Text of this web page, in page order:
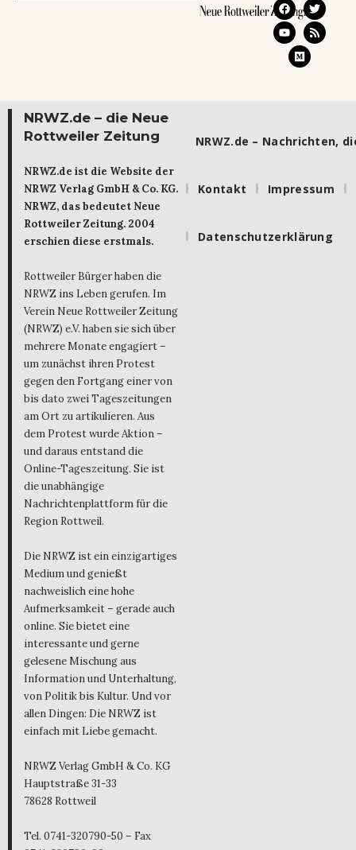
NRWZ.de – die Neue
Rottweiler Zeitung
NRWZ.de ist die Website der
NRWZ Verlag GmbH & Co. KG.
NRWZ, das bedeutet Neue
Rottweiler Zeitung. 2004
erschien diese erstmals.
Rottweiler Bürger haben die
NRWZ ins Leben gerufen. Im
Verein Neue Rottweiler Zeitung
(NRWZ) e.V. haben sie sich über
mehrere Monate engagiert –
um zunächst ihren Protest
gegen den Fortgang einer von
bis dato zwei Tageszeitungen
am Ort zu artikulieren. Aus
dem Protest wurde Aktion –
und daraus entstand die
Online-Tageszeitung. Sie ist
die unabhängige
Nachrichtenplattform für die
Region Rottweil.
Die NRWZ ist ein einzigartiges
Medium und genießt
nachweislich eine hohe
Aufmerksamkeit – gerade auch
online. Sie bietet eine
interessante und gerne
gelesene Mischung aus
Information und Unterhaltung,
von Politik bis Kultur. Und vor
allen Dingen: Die NRWZ ist
einfach mit Liebe gemacht.
NRWZ Verlag GmbH & Co. KG
Hauptstraße 31-33
78628 Rottweil
Tel. 0741-320790-50 – Fax
NRWZ.de – Nachrichten,
Kontakt Impressum
Datenschutzerklärung